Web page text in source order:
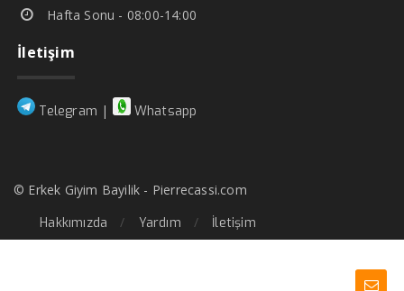
Hafta Sonu - 08:00-14:00
İletişim
Telegram | Whatsapp
© Erkek Giyim Bayilik - Pierrecassi.com
Hakkımızda
Yardım İletişim